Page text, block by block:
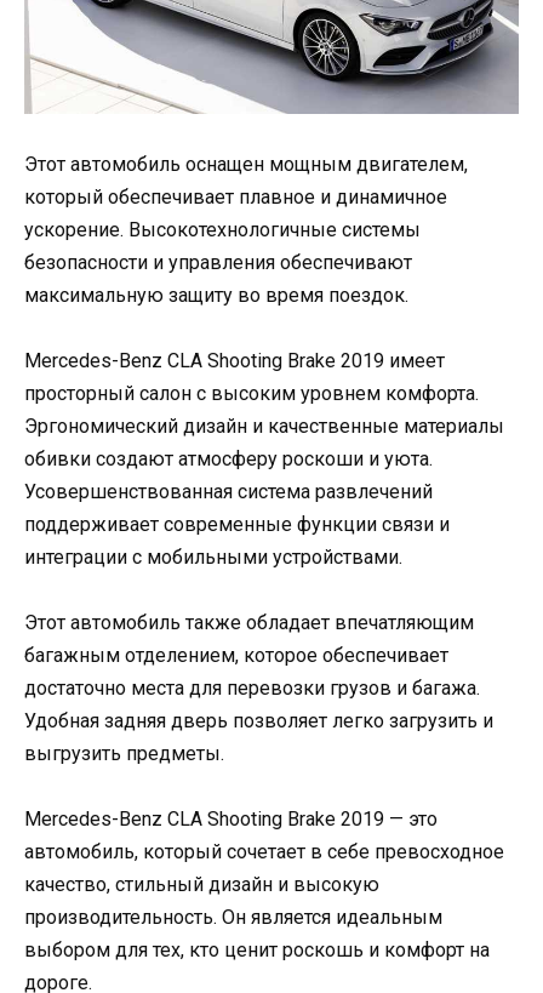
Этот автомобиль оснащен мощным двигателем,
который обеспечивает плавное и динамичное
ускорение. Высокотехнологичные системы
безопасности и управления обеспечивают
максимальную защиту во время поездок.
Mercedes-Benz CLA Shooting Brake 2019 имеет
просторный салон с высоким уровнем комфорта.
Эргономический дизайн и качественные материалы
обивки создают атмосферу роскоши и уюта.
Усовершенствованная система развлечений
поддерживает современные функции связи и
интеграции с мобильными устройствами.
Этот автомобиль также обладает впечатляющим
багажным отделением, которое обеспечивает
достаточно места для перевозки грузов и багажа.
Удобная задняя дверь позволяет легко загрузить и
выгрузить предметы.
Mercedes-Benz CLA Shooting Brake 2019 — это
автомобиль, который сочетает в себе превосходное
качество, стильный дизайн и высокую
производительность. Он является идеальным
выбором для тех, кто ценит роскошь и комфорт на
дороге.